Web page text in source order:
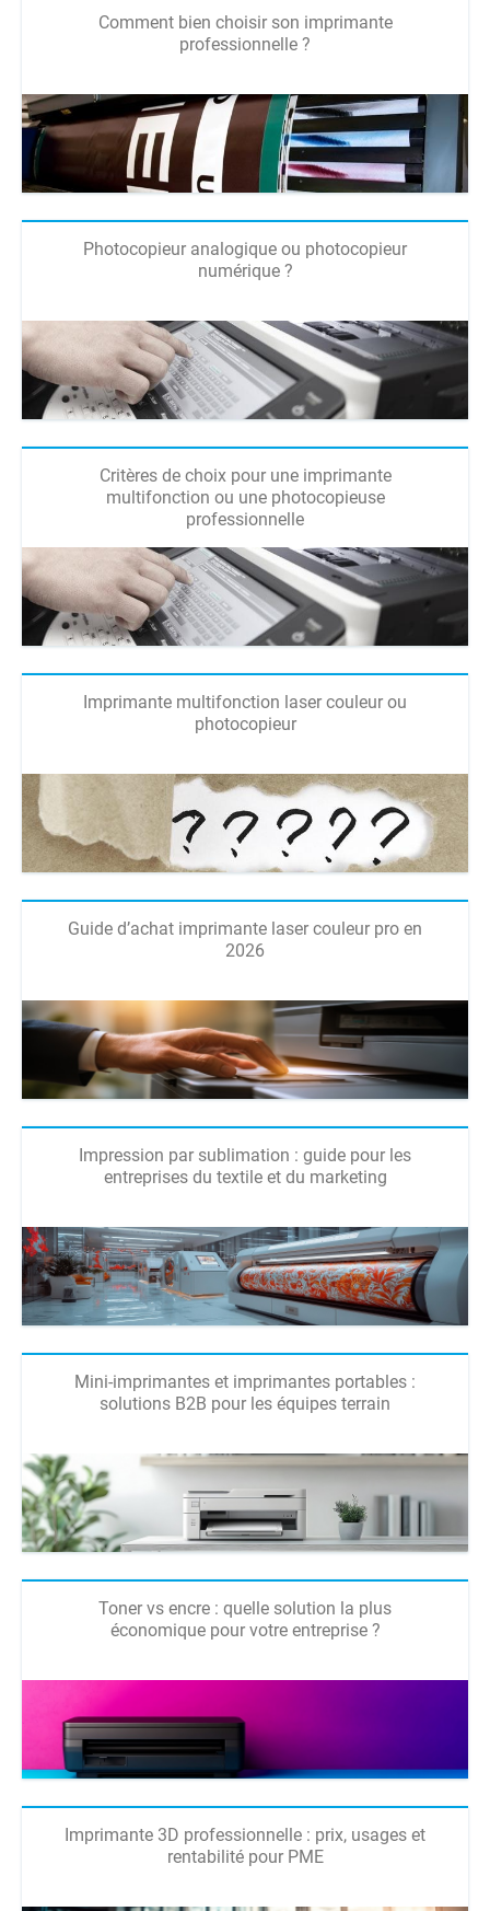
Comment bien choisir son imprimante
professionnelle ?
Photocopieur analogique ou photocopieur
numérique ?
Critères de choix pour une imprimante
multifonction ou une photocopieuse
professionnelle
Imprimante multifonction laser couleur ou
photocopieur
Guide d’achat imprimante laser couleur pro en
2026
Impression par sublimation : guide pour les
entreprises du textile et du marketing
Mini-imprimantes et imprimantes portables :
solutions B2B pour les équipes terrain
Toner vs encre : quelle solution la plus
économique pour votre entreprise ?
Imprimante 3D professionnelle : prix, usages et
rentabilité pour PME